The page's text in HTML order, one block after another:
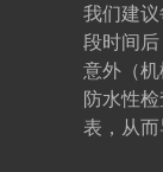
我们建
段时间
意外（机
防水性
表，从而